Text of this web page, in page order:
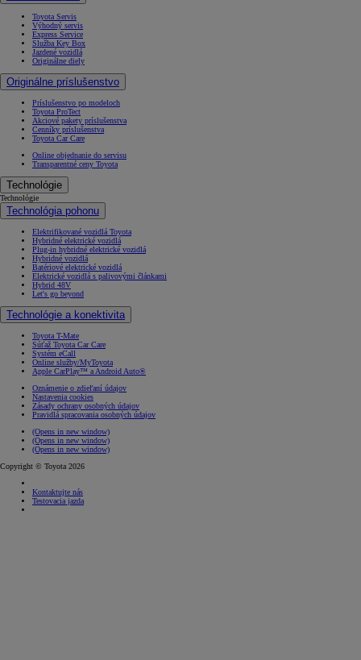
Toyota Servis
Výhodný servis
Express Service
Služba Key Box
Jazdené vozidlá
Originálne diely
Originálne príslušenstvo
Príslušenstvo po modeloch
Toyota ProTect
Akciové pakety príslušenstva
Cenníky príslušenstva
Toyota Car Care
Online objednanie do servisu
Transparentné ceny Toyota
Technológie
Technológie
Technológia pohonu
Elektrifikované vozidlá Toyota
Hybridné elektrické vozidlá
Plug-in hybridné elektrické vozidlá
Hybridné vozidlá
Batériové elektrické vozidlá
Elektrické vozidlá s palivovými článkami
Hybrid 48V
Let's go beyond
Technológie a konektivita
Toyota T-Mate
Súťaž Toyota Car Care
Systém eCall
Online služby/MyToyota
Apple CarPlay™ a Android Auto®
Oznámenie o zdieľaní údajov
Nastavenia cookies
Zásady ochrany osobných údajov
Pravidlá spracovania osobných údajov
(Opens in new window)
(Opens in new window)
(Opens in new window)
Copyright © Toyota 2026
Kontaktujte nás
Testovacia jazda